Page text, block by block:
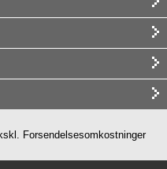
Forsendelsesomkostninger